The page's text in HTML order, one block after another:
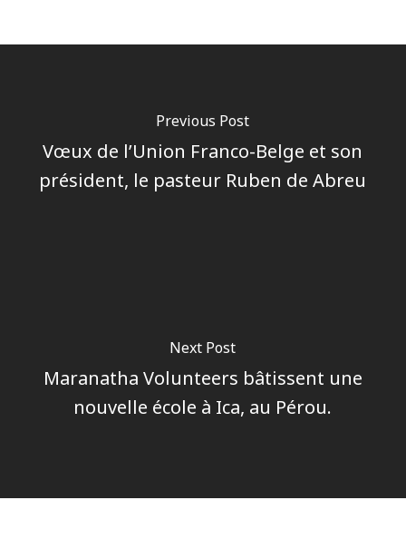
Previous Post
Vœux de l’Union Franco-Belge et son
président, le pasteur Ruben de Abreu
Next Post
Maranatha Volunteers bâtissent une
nouvelle école à Ica, au Pérou.